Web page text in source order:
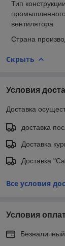
Тип конструкции
промышленного
вентилятора
Страна
Скрыть
Условия
Доставка
доставка
Доставка
Доставка
Все условия
Условия